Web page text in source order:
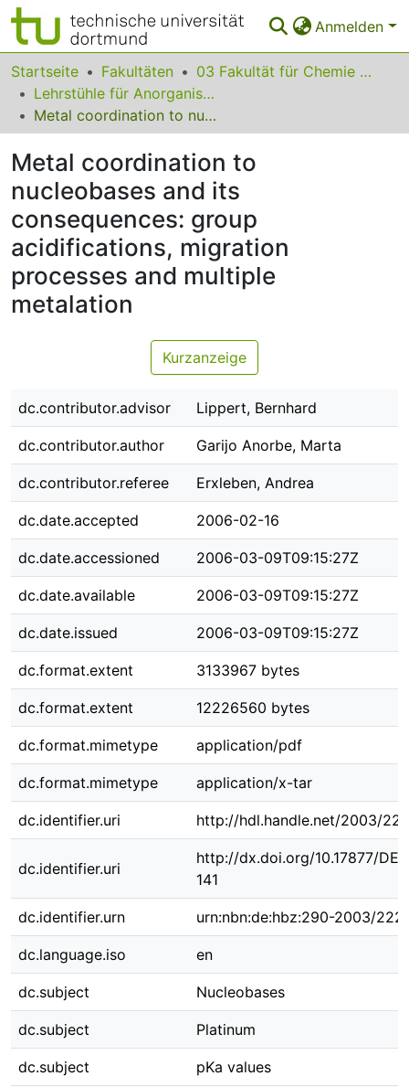
Anmelden
Bereiche & Sammlungen
Das gesamte Repositorium
Leitlinien
Zurück zur Startseite
Startseite Fakultäten
03 Fakultät für Chemie und Chemische Biologie
Lehrstühle für Anorganische Chemie
Metal coordination to nucleobases and its consequences: group acidifications, migration processes and multiple metalation
Metal coordination to
nucleobases and its
consequences: group
acidifications, migration
processes and multiple
metalation
Kurzanzeige
dc.contributor.advisor Lippert, Bernhard
dc.contributor.author Garijo Anorbe, Marta
dc.contributor.referee Erxleben, Andrea
dc.date.accepted 2006-02-16
dc.date.accessioned 2006-03-09T09:15:27Z
dc.date.available 2006-03-09T09:15:27Z
dc.date.issued 2006-03-09T09:15:27Z
dc.format.extent 3133967 bytes
dc.format.extent 12226560 bytes
dc.format.mimetype application/pdf
dc.format.mimetype application/x-tar
dc.identifier.uri http://hdl.handle.net/2003/
dc.identifier.uri
http://dx.doi.org/10.17877/
141
dc.identifier.urn urn:nbn:de:hbz:290-2003/
dc.language.iso en
dc.subject Nucleobases
dc.subject Platinum
dc.subject pKa values